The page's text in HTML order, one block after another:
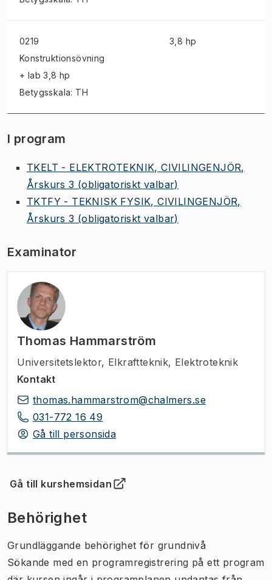
0219
Konstruktionsövning
+ lab 3,8 hp
Betygsskala: TH
3,8 hp
I program
TKELT - ELEKTROTEKNIK, CIVILINGENJÖR,
Årskurs 3 (obligatoriskt valbar)
TKTFY - TEKNISK FYSIK, CIVILINGENJÖR,
Årskurs 3 (obligatoriskt valbar)
Examinator
Thomas Hammarström
Universitetslektor, Elkraftteknik, Elektroteknik
Kontakt
thomas.hammarstrom@chalmers.se
031-772 16 49
Gå till personsida
Gå till kurshemsidan
(Öppnas i ny flik)
Behörighet
Grundläggande behörighet för grundnivå
Sökande med en programregistrering på ett program